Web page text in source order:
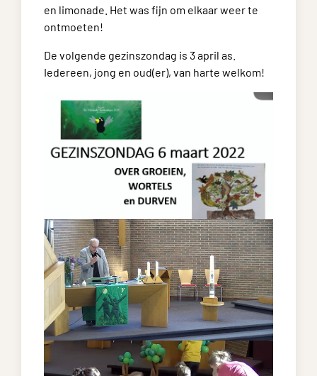
en limonade. Het was fijn om elkaar weer te
ontmoeten!
De volgende gezinszondag is 3 april as.
Iedereen, jong en oud(er), van harte welkom!